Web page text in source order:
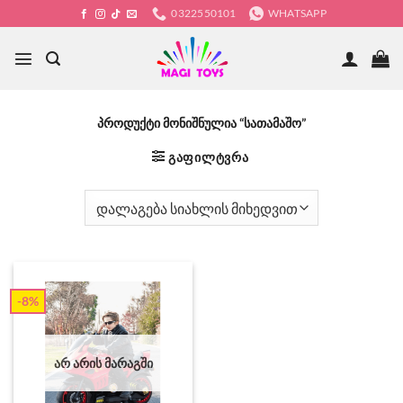
to
content
0322550101 WHATSAPP
პროდუქტი მონიშნულია “სათამაშო”
ᲒᲐᲤᲘᲚᲢᲕᲠᲐ
-8%
ᲐᲠ ᲐᲠᲘᲡ ᲛᲐᲠᲐᲒᲨᲘ